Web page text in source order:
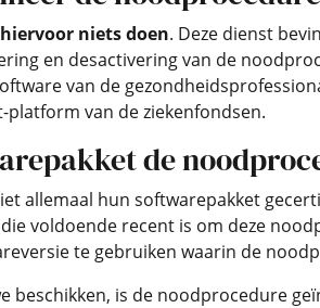
niets doen. Deze dienst
en desactivering van de
van de
van de ziekenfondsen.
de
allemaal hun softwarepakket
voldoende recent is om deze
te gebruiken waarin de
beschikken, is de noodprocedure